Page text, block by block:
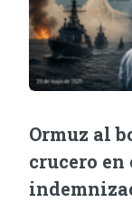
Ormuz al
crucero